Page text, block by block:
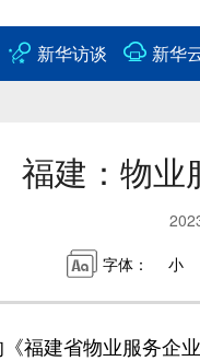
新华访谈 新华
福建：物业
字体：
小
建省物业服务企